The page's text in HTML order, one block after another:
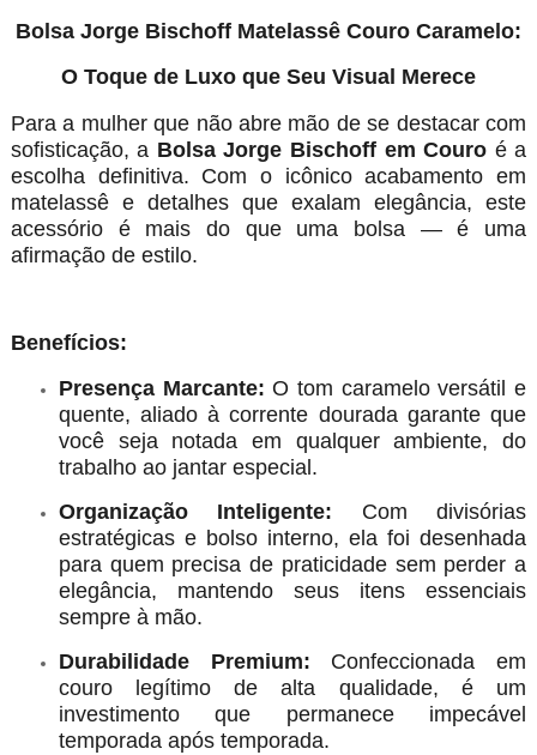
Bolsa Jorge Bischoff Matelassê Couro Caramelo:
O Toque de Luxo que Seu Visual Merece
Para a mulher que não abre mão de se destacar com
sofisticação, a Bolsa Jorge Bischoff em Couro é a
escolha definitiva. Com o icônico acabamento em
matelassê e detalhes que exalam elegância, este
acessório é mais do que uma bolsa — é uma
afirmação de estilo.
Benefícios:
Presença Marcante: O tom caramelo versátil e
quente, aliado à corrente dourada garante que
você seja notada em qualquer ambiente, do
trabalho ao jantar especial.
Organização Inteligente: Com divisórias
estratégicas e bolso interno, ela foi desenhada
para quem precisa de praticidade sem perder a
elegância, mantendo seus itens essenciais
sempre à mão.
Durabilidade Premium: Confeccionada em
couro legítimo de alta qualidade, é um
investimento que permanece impecável
temporada após temporada.